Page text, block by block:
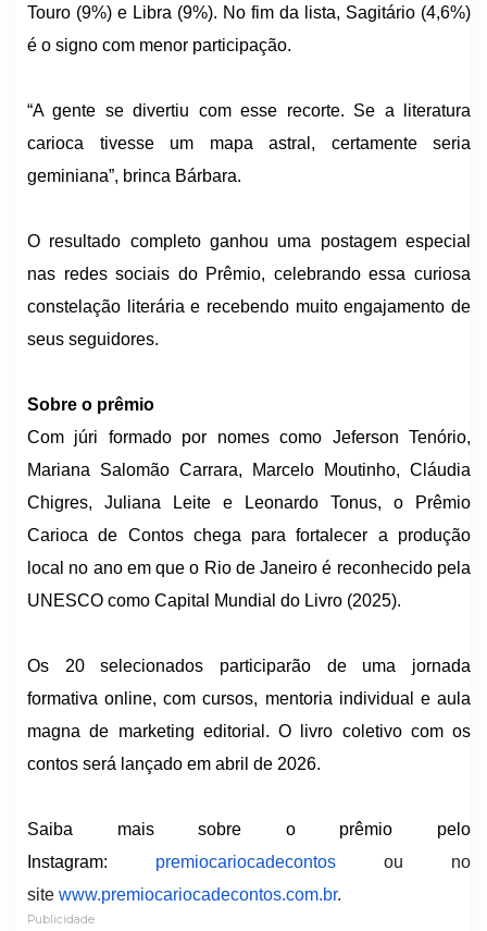
Touro (9%) e Libra (9%). No fim da lista, Sagitário (4,6%)
é o signo com menor participação.
“A gente se divertiu com esse recorte. Se a literatura
carioca tivesse um mapa astral, certamente seria
geminiana”, brinca Bárbara.
O resultado completo ganhou uma postagem especial
nas redes sociais do Prêmio, celebrando essa curiosa
constelação literária e recebendo muito engajamento de
seus seguidores.
Sobre o prêmio
Com júri formado por nomes como Jeferson Tenório,
Mariana Salomão Carrara, Marcelo Moutinho, Cláudia
Chigres, Juliana Leite e Leonardo Tonus, o Prêmio
Carioca de Contos chega para fortalecer a produção
local no ano em que o Rio de Janeiro é reconhecido pela
UNESCO como Capital Mundial do Livro (2025).
Os 20 selecionados participarão de uma jornada
formativa online, com cursos, mentoria individual e aula
magna de marketing editorial. O livro coletivo com os
contos será lançado em abril de 2026.
Saiba mais sobre o prêmio pelo
Instagram:
premiocariocadecontos ou no
site www.premiocariocadecontos.com.br.
Publicidade